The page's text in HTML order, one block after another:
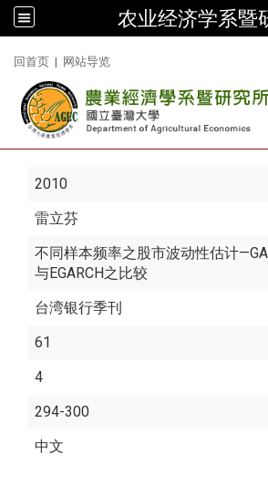
农业经济学系暨
回首页 | 网站导览
2010
雷立芬
不同样本频率之股市波动性估计
与EGARCH之比较
台湾银行季刊
61
4
294-300
中文